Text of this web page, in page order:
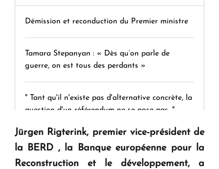
Démission et reconduction du Premier ministre
Tamara Stepanyan : « Dès qu’on parle de
guerre, on est tous des perdants »
" Tant qu'il n'existe pas d'alternative concrète, la
question d'un référendum ne se pose pas. "
KASA : 30 ans d'audace, de résilience et d'avenir
en Arménie
Jürgen Rigterink, premier vice-président de
la BERD , la Banque européenne pour la
Reconstruction et le développement, a